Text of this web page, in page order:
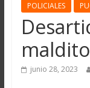
POLICIALES
junio 28, 2023